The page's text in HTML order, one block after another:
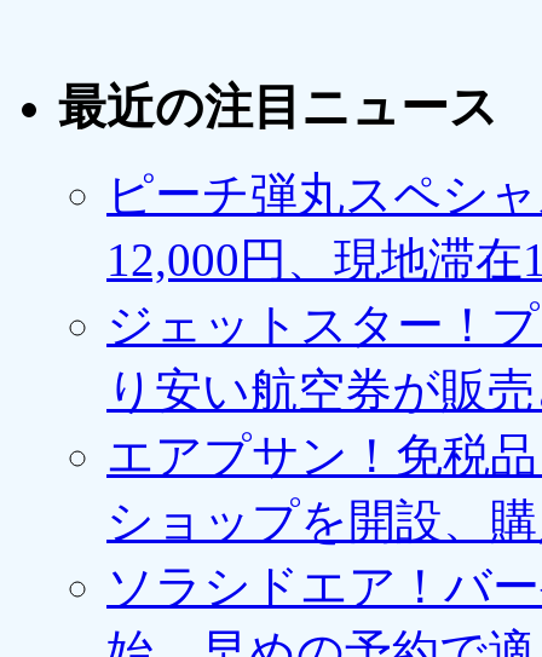
最近の注目ニュース
ピーチ弾丸スペシ
12,000円、現地滞
ジェットスター！
り安い航空券が販
エアプサン！免税
ショップを開設、
ソラシドエア！バ